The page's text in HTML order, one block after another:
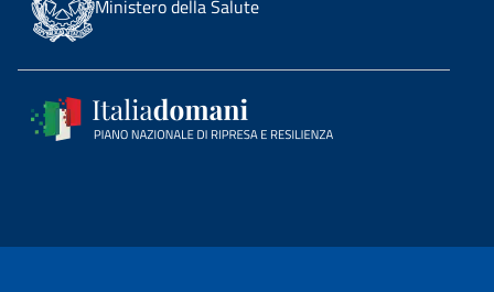
Ministero della Salute